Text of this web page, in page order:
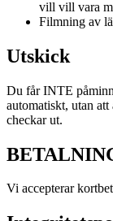
vill vill vara
Filmning av
Utskick
Du får INTE
automatiskt, utan
checkar ut.
Vi accepterar